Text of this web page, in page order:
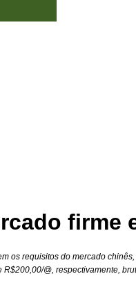
firme
os requisitos do mercado
@, respectivamente,